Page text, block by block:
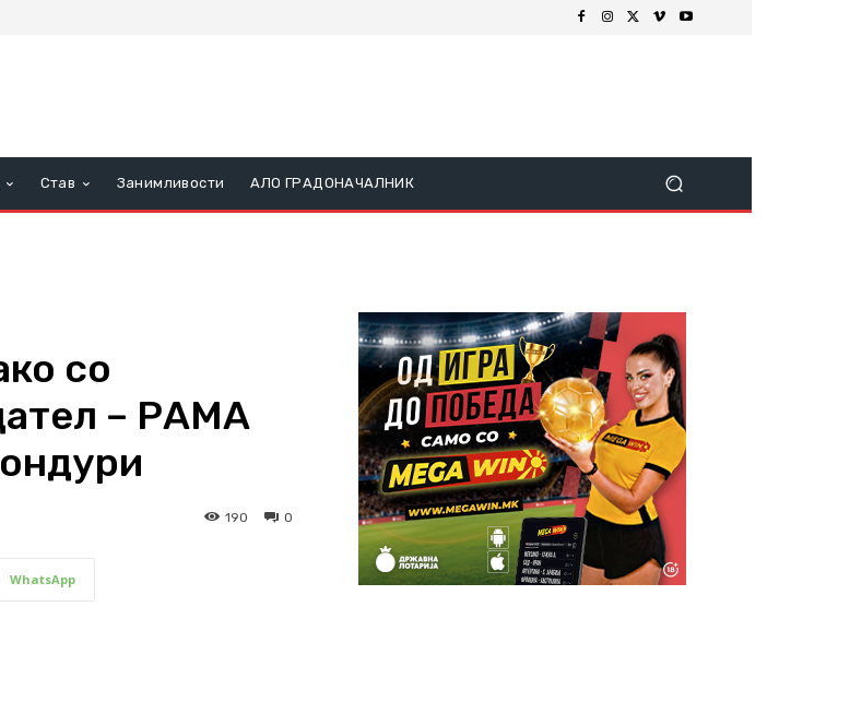
Став Занимливости АЛО ГРАДОНАЧАЛНИК
со
– РАМА
0
190
WhatsApp